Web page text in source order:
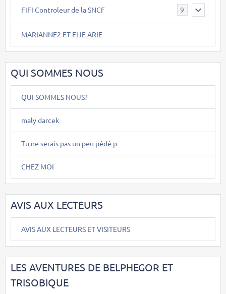
FIFI Controleur de la SNCF 9
MARIANNE2 ET ELIE ARIE
QUI SOMMES NOUS
QUI SOMMES NOUS?
maly darcek
Tu ne serais pas un peu pédé p
CHEZ MOI
AVIS AUX LECTEURS
AVIS AUX LECTEURS ET VISITEURS
LES AVENTURES DE BELPHEGOR ET
TRISOBIQUE